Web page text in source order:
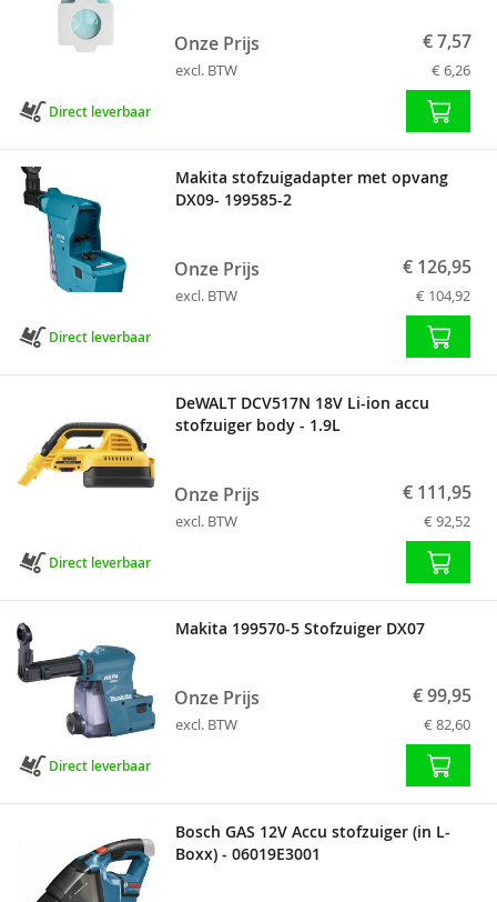
Onze Prijs € 7,57
excl. BTW € 6,26
Direct leverbaar
Makita stofzuigadapter met opvang
DX09- 199585-2
Onze Prijs € 126,95
excl. BTW € 104,92
Direct leverbaar
DeWALT DCV517N 18V Li-ion accu
stofzuiger body - 1.9L
Onze Prijs € 111,95
excl. BTW € 92,52
Direct leverbaar
Makita 199570-5 Stofzuiger DX07
Onze Prijs € 99,95
excl. BTW € 82,60
Direct leverbaar
Bosch GAS 12V Accu stofzuiger (in L-
Boxx) - 06019E3001